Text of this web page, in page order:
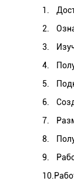
1.
2.
3.
4.
5.
6.
7.
8.
9.